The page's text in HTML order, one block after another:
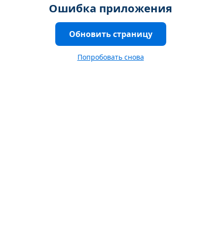
Ошибка приложения
Обновить страницу
Попробовать снова